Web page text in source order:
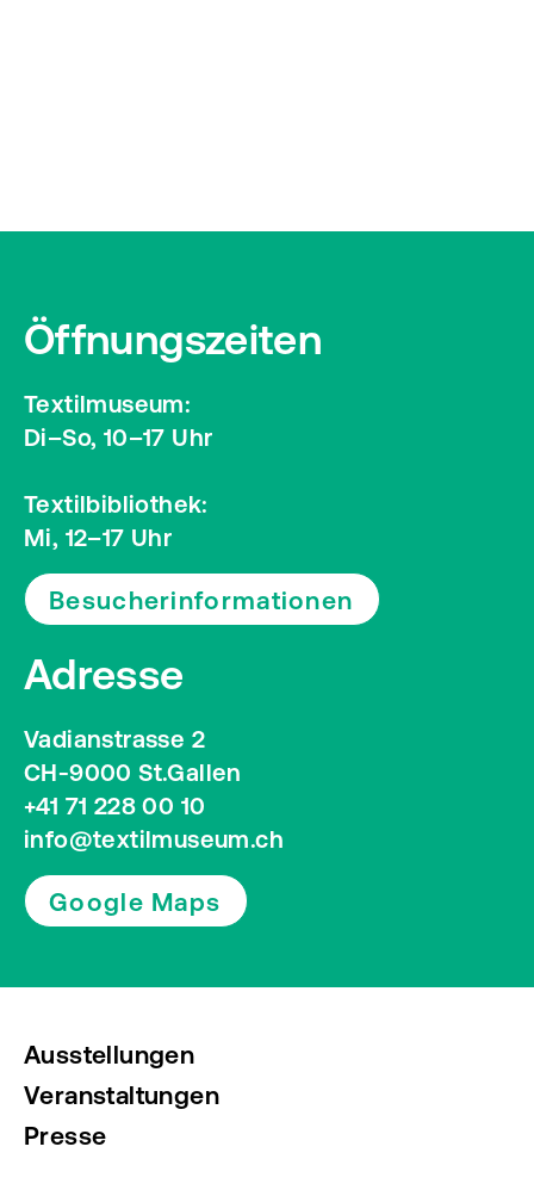
Öffnungszeiten
Textilmuseum:
Di–So, 10–17 Uhr
Textilbibliothek:
Mi, 12–17 Uhr
Besucherinformationen
Adresse
Vadianstrasse 2
CH-9000 St.Gallen
+41 71 228 00 10
info@textilmuseum.ch
Google Maps
Ausstellungen
Veranstaltungen
Presse